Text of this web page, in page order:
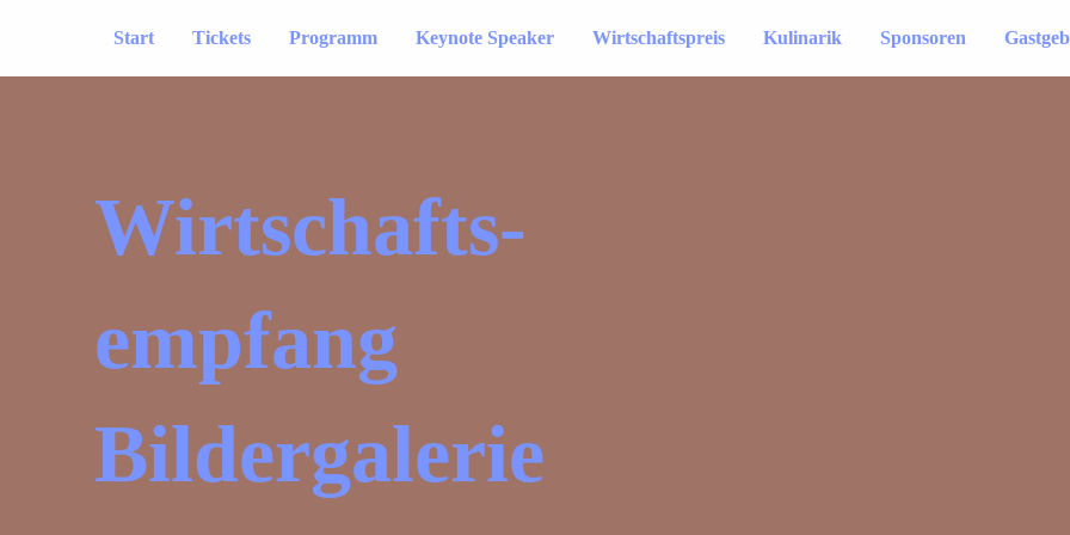
Start Tickets Programm Keynote Speaker Wirtschaftspreis Kulinarik Sponsoren
Wirtschafts­
empfang
Bildergalerie